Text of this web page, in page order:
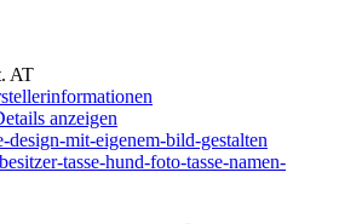
AT
anzeigen